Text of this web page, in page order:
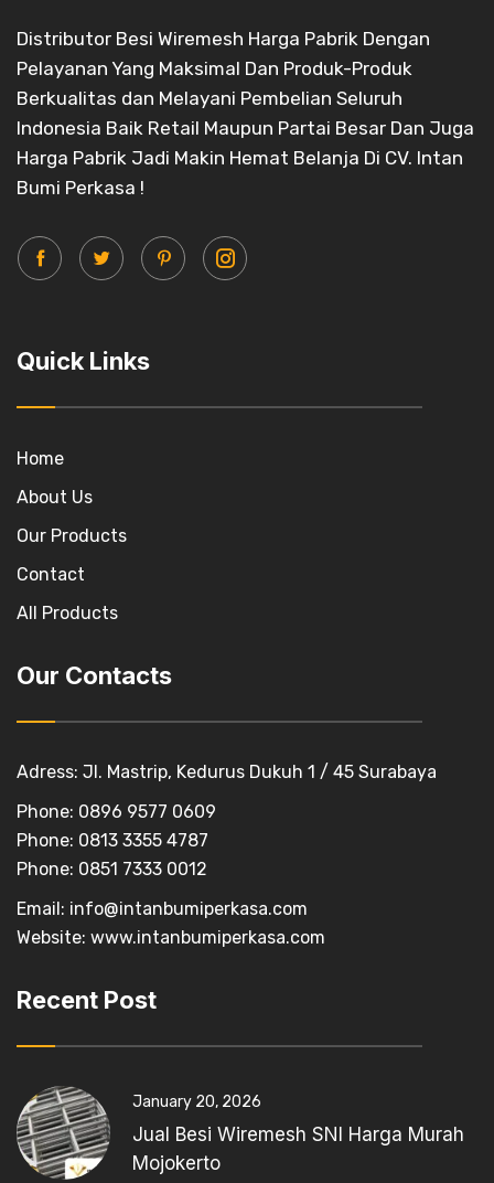
Distributor Besi Wiremesh Harga Pabrik Dengan
Pelayanan Yang Maksimal Dan Produk-Produk
Berkualitas dan Melayani Pembelian Seluruh
Indonesia Baik Retail Maupun Partai Besar Dan Juga
Harga Pabrik Jadi Makin Hemat Belanja Di CV. Intan
Bumi Perkasa !
Quick Links
Home
About Us
Our Products
Contact
All Products
Our Contacts
Adress: Jl. Mastrip, Kedurus Dukuh 1 / 45 Surabaya
Phone: 0896 9577 0609
Phone: 0813 3355 4787
Phone: 0851 7333 0012
Email: info@intanbumiperkasa.com
Website: www.intanbumiperkasa.com
Recent Post
January 20, 2026
Jual Besi Wiremesh SNI Harga Murah
Mojokerto